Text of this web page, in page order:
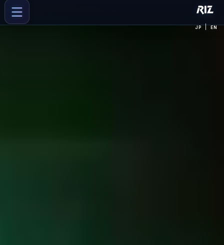
JP | EN